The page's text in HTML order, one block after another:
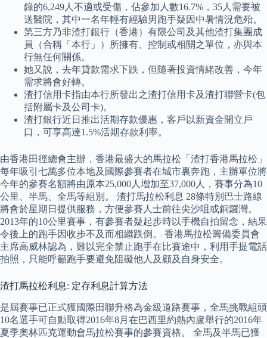
錄的6,249人不適或受傷，佔參加人數16.7%，35人需要被
送醫院，其中一名年輕有經驗男跑手疑因中暑情況危殆。
第三方乃非渣打銀行（香港）有限公司及其他渣打集團成
員（合稱「本行」）所擁有、控制或相關之單位，亦與本
行無任何關係。
她又說，去年貸款需求下跌，但隨著投資情緒改善，今年
需求將會好轉。
渣打信用卡指由本行所發出之渣打信用卡及渣打聯營卡(包
括附屬卡及公司卡)。
渣打銀行近日推出活期存款優惠，客戶以新資金開立戶
口，可享高達1.5%活期存款利率。
由香港田徑總會主辦，香港最盛大的馬拉松「渣打香港馬拉松」
每年吸引七萬多位本地及國際參賽者在城市裏奔跑，主辦單位將
今年的參賽名額將由原本25,000人增加至37,000人，賽事分為10
公里、半馬、全馬等組別。 渣打馬拉松利息 28條特別巴士路線
將會於星期日提供服務，方便參賽人士前往尖沙咀或銅鑼灣。
2013年的10公里賽事，有參賽者疑起步時以手機自拍留念，結果
令後上的跑手因收步不及而相繼跌倒。 香港馬拉松籌備委員會
主席高威林認為，難以完全禁止跑手在比賽途中，利用手提電話
拍照，只能呼籲跑手要避免阻礙他人及顧及自身安全。
渣打馬拉松利息: 定存利息計算方法
是屆賽事已正式獲國際田聯升格為金級道路賽事，全馬挑戰組頭
10名選手可自動取得2016年8月在巴西里約熱內盧舉行的2016年
夏季奧林匹克運動會馬拉松賽事的參賽資格。 全馬及半馬已獲